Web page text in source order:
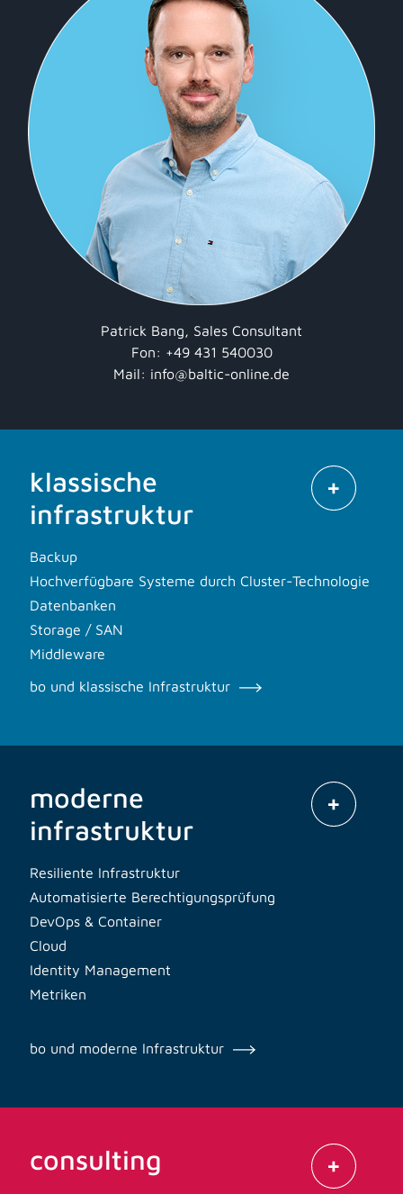
Patrick Bang, Sales Consultant
Fon: +49 431 540030
Mail: info@baltic-online.de
klassische
infrastruktur
Backup
Hochverfügbare Systeme durch Cluster-Technologie
Datenbanken
Storage / SAN
Middleware
bo und klassische Infrastruktur
moderne
infrastruktur
Resiliente Infrastruktur
Automatisierte Berechtigungsprüfung
DevOps & Container
Cloud
Identity Management
Metriken
bo und moderne Infrastruktur
consulting